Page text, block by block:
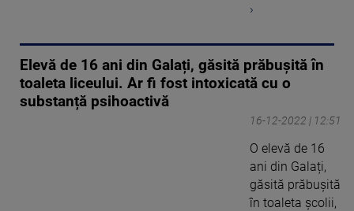
›
Elevă de 16 ani din Galați, găsită prăbușită în
toaleta liceului. Ar fi fost intoxicată cu o
substanță psihoactivă
16-12-2022 | 12:51
O elevă de 16
ani din Galați,
găsită prăbușită
în toaleta şcolii,